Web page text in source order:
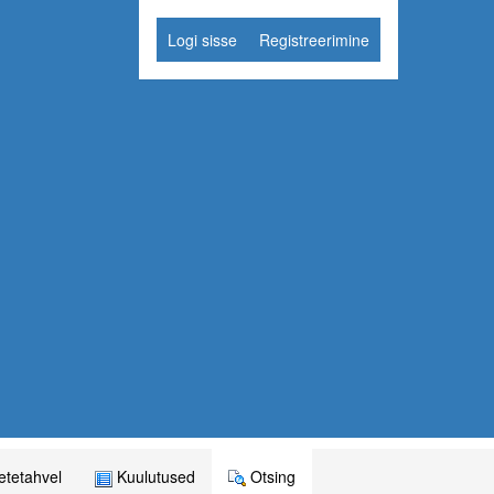
Logi sisse Registreerimine
Kuulutused Otsing